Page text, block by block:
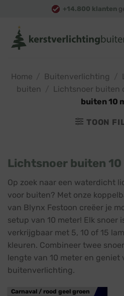
content
+14.800 klanten
Home Buitenverlichting
buiten
Lichtsnoer buiten
buiten 10
TOON
Lichtsnoer buiten
Op zoek naar een waterdicht
voor buiten? Met onze
van Blynx Festoon creëer je
setup van 10 meter! Elk snoer
verkrijgbaar met 5, 10 of 15
kleuren. Combineer twee
lengte van 10 meter en
buitenverlichting.
Carnaval / rood geel groen